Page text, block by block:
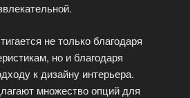
не только благодаря
но и благодаря
к дизайну интерьера.
множество опций для